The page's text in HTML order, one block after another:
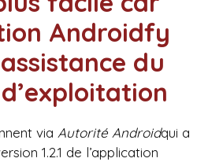
Androidfy
du
via Autorité Androidqui a
1.2.1 de l’application